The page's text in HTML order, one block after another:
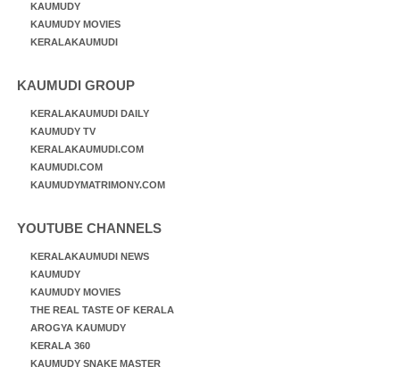
KAUMUDY
KAUMUDY MOVIES
KERALAKAUMUDI
KAUMUDI GROUP
KERALAKAUMUDI DAILY
KAUMUDY TV
KERALAKAUMUDI.COM
KAUMUDI.COM
KAUMUDYMATRIMONY.COM
YOUTUBE CHANNELS
KERALAKAUMUDI NEWS
KAUMUDY
KAUMUDY MOVIES
THE REAL TASTE OF KERALA
AROGYA KAUMUDY
KERALA 360
KAUMUDY SNAKE MASTER